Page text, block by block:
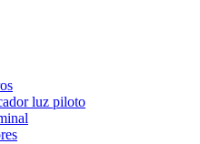
luz piloto